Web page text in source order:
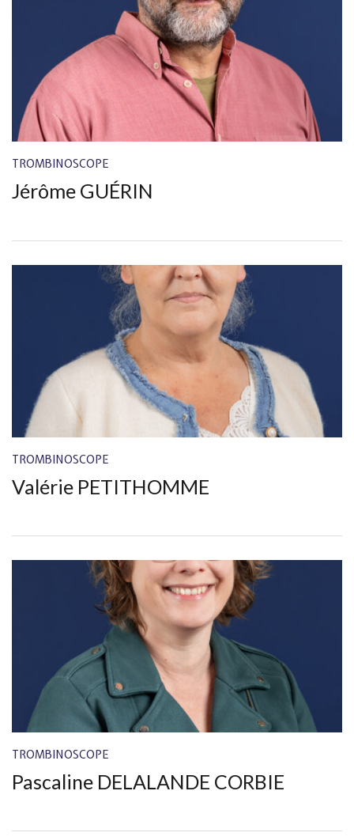
TROMBINOSCOPE
Jérôme GUÉRIN
TROMBINOSCOPE
Valérie PETITHOMME
TROMBINOSCOPE
Pascaline DELALANDE CORBIE